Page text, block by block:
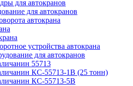
для автокранов
для автокранов
автокрана
устройства автокрана
для автокранов
55713
КС-55713-1В (25 тонн)
КС-55713-5В